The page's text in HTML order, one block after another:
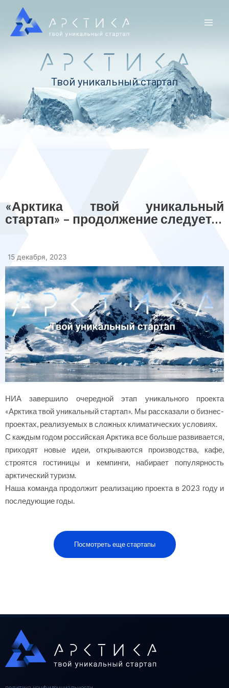
Твой уникальный стартап
«Арктика твой уникальный
стартап» – продолжение следует…
15 декабря, 2023
НИА завершило очередной этап уникального проекта
«Арктика твой уникальный стартап». Мы рассказали о бизнес-
проектах, реализуемых в сложных климатических условиях.
С каждым годом российская Арктика все больше развивается,
приходят новые идеи, открываются производства, кафе,
строятся гостиницы и кемпинги, набирает популярность
арктический туризм.
Наша команда продолжит реализацию проекта в 2023 году и
последующие годы.
Посмотреть еще стартапы